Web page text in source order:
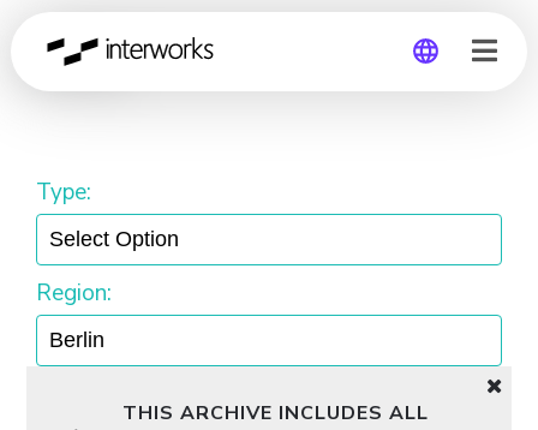
Berlin
Type:
Region:
THIS ARCHIVE INCLUDES ALL